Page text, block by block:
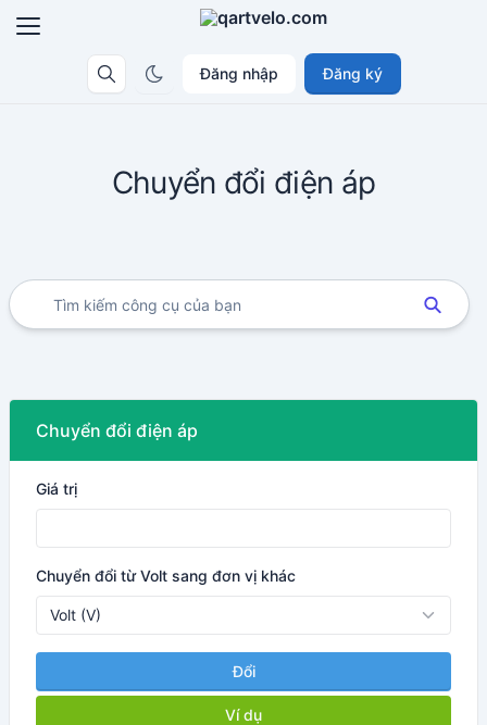
Đăng nhập Đăng ký
Chuyển đổi điện áp
Chuyển đổi điện áp
Giá trị
Chuyển đổi từ Volt sang đơn vị khác
Đổi
Ví dụ